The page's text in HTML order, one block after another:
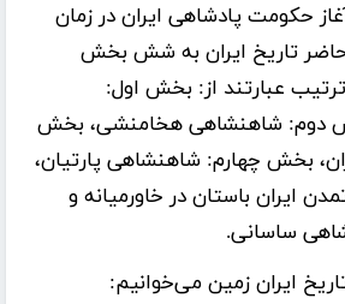
حکومت پادشاهی ایران در زمان
تاریخ ایران به شش بخش
عبارتند از: بخش اول:
دوم: شاهنشاهی هخامنشی، بخش
بخش چهارم: شاهنشاهی پارتیان،
ایران باستان در خاورمیانه و
ساسانی.
ایران زمین می‌خوانیم: